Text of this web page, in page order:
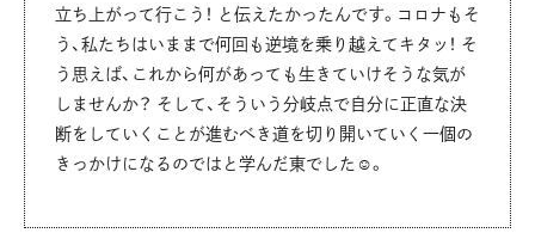
立ち上がって行こう！ と伝えたかったんです。コロナもそ
う、私たちはいままで何回も逆境を乗り越えてキタッ！ そ
う思えば、これから何があっても生きていけそうな気が
しませんか？ そして、そういう分岐点で自分に正直な決
断をしていくことが進むべき道を切り開いていく一個の
きっかけになるのではと学んだ東でした☺。